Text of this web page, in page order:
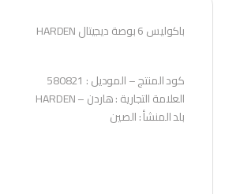
باكوليس 6 بوصة ديجيتال HARDEN
كود المنتج – الموديل : 580821
العلامة التجارية : هاردن – HARDEN
بلد المنشأ : الصين